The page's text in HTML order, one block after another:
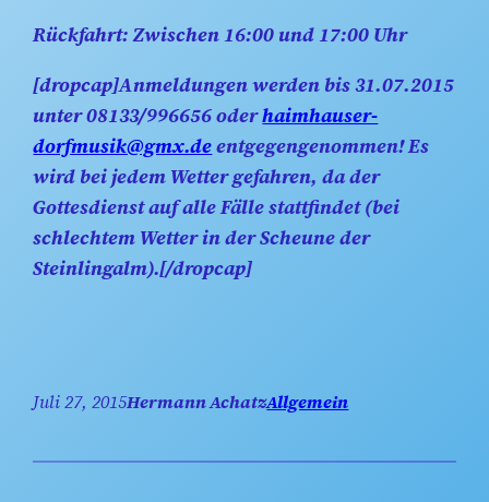
Rückfahrt:Zwischen 16:00 und 17:00 Uhr
[dropcap]Anmeldungen werden bis 31.07.2015
unter08133/996656oderhaimhauser-
dorfmusik@gmx.deentgegengenommen! Es
wird bei jedem Wetter gefahren, da der
Gottesdienst auf alle Fälle stattfindet (bei
schlechtem Wetter in der Scheune der
Steinlingalm).[/dropcap]
Juli 27, 2015Hermann AchatzAllgemein